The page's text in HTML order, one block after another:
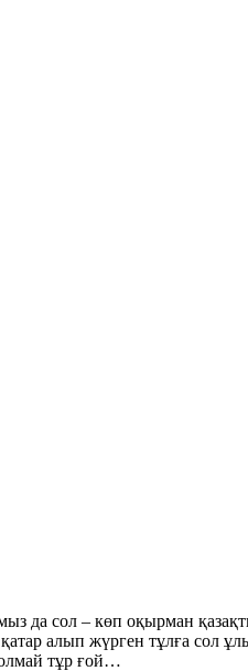
сол – көп оқырман
алып жүрген тұлға сол
тұр ғой…